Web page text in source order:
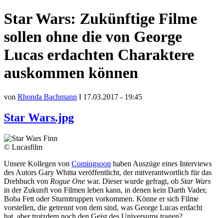
Star Wars: Zukünftige Filme
sollen ohne die von George
Lucas erdachten Charaktere
auskommen können
von Rhonda Bachmann I 17.03.2017 - 19:45
Star Wars.jpg
© Lucasfilm
Unsere Kollegen von Comingsoon haben Auszüge eines Interviews
des Autors Gary Whitta veröffentlicht, der mitverantwortlich für das
Drehbuch von Rogue One war. Dieser wurde gefragt, ob Star Wars
in der Zukunft von Filmen leben kann, in denen kein Darth Vader,
Boba Fett oder Sturmtruppen vorkommen. Könne er sich Filme
vorstellen, die getrennt von dem sind, was George Lucas erdacht
hat, aber trotzdem noch den Geist des Universums tragen?